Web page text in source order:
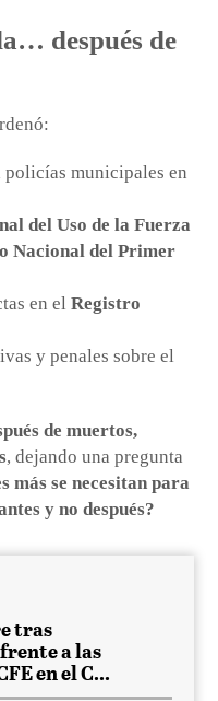
después de
policías municipales en
del Uso de la Fuerza
Nacional del Primer
en elRegistro
y penales sobre el
de muertos,
, dejando una pregunta
más se necesitan para
y no después?
tras
a las
en el C...